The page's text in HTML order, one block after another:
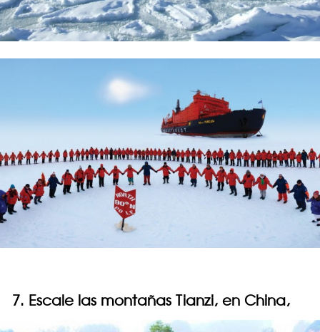
7. Escale las montañas Tianzi, en China,